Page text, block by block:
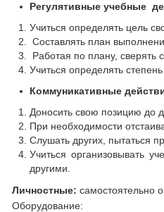
Регулятивные учебные
Учиться определять цель
Составлять план
Работая по плану, сверять
Учиться определять
Коммуникативные
Доносить свою позицию до
При необходимости
Слушать других, пытаться
Учиться организовывать
другими.
Личностные: самостоятельно
Оборудование: